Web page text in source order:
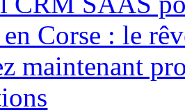
Corse : le
maintenant